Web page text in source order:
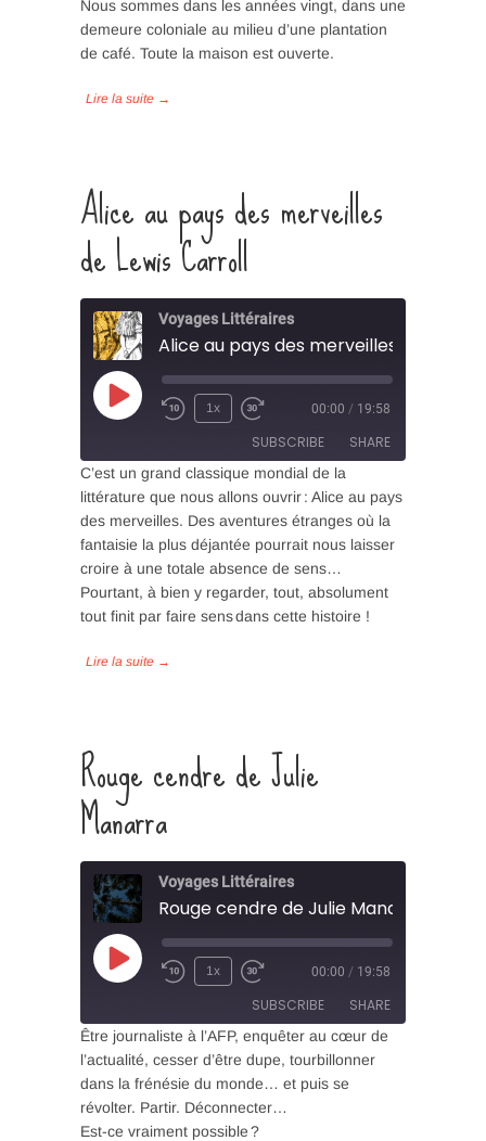
RSS FEED
SHARE
Nous sommes dans les années vingt, dans une
demeure coloniale au milieu d’une plantation
de café. Toute la maison est ouverte.
Alice au pays des merveilles
de Lewis Carroll
Voyages Littéraires
Alice au pays des merveilles de Lewis
Play
1x 00:00 / 19:58
SUBSCRIBE SHARE
RSS FEED
SHARE
LINK
EMBED
C’est un grand classique mondial de la
littérature que nous allons ouvrir : Alice au pays
des merveilles. Des aventures étranges où la
fantaisie la plus déjantée pourrait nous laisser
croire à une totale absence de sens…
Pourtant, à bien y regarder, tout, absolument
tout finit par faire sens dans cette histoire !
Rouge cendre de Julie
Manarra
Voyages Littéraires
Rouge cendre de Julie Manarra
Play
1x 00:00 / 19:58
SUBSCRIBE SHARE
RSS FEED
SHARE
LINK
Être journaliste à l’AFP, enquêter au cœur de
l’actualité, cesser d’être dupe, tourbillonner
dans la frénésie du monde… et puis se
révolter. Partir. Déconnecter…
Est-ce vraiment possible ?